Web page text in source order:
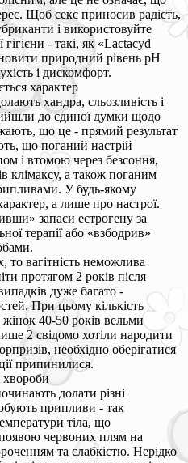
Щоб секс приносив радість,
і використовуйте
- такі, як «Lactacyd
природний рівень pH
і дискомфорт.
характер
хандра, сльозливість і
до єдиної думки щодо
що це - прямий результат
що поганий настрій
і втомою через безсоння,
клімаксу, а також поганим
У будь-якому
а лише про настрої.
запаси естрогену за
терапії або «взбодрив»
вагітність неможлива
протягом 2 років після
дуже багато -
При цьому кількість
40-50 років вельми
2 свідомо хотіли народити
необхідно оберігатися
припинилися.
долати різні
припливи - так
тіла, що
червоних плям на
та слабкістю. Нерідко